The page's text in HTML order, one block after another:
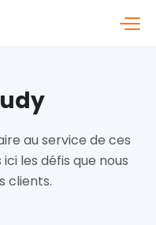
au service de ces
les défis que nous
clients.